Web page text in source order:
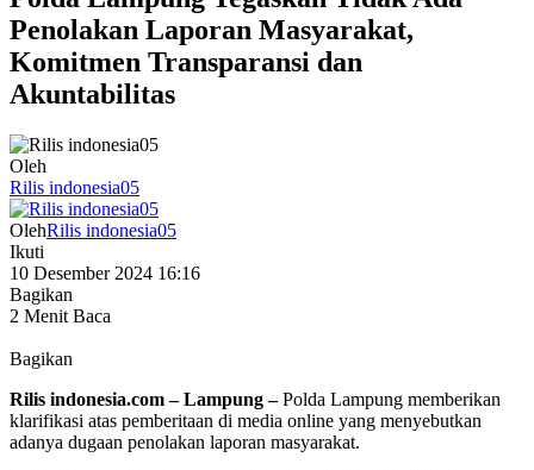
Penolakan Laporan Masyarakat,
Komitmen Transparansi dan
Akuntabilitas
Oleh
Rilis indonesia05
OlehRilis indonesia05
Ikuti
10 Desember 2024 16:16
Bagikan
2 Menit Baca
Bagikan
Rilis indonesia.com – Lampung –Polda Lampung memberikan
klarifikasi atas pemberitaan di media online yang menyebutkan
adanya dugaan penolakan laporan masyarakat.